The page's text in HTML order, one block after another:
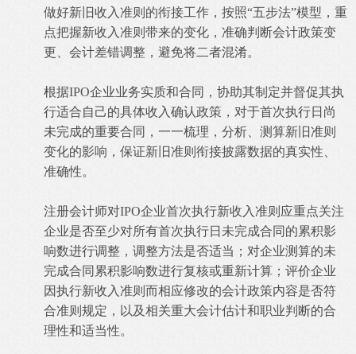
做好新旧收入准则的衔接工作，按照“五步法”模型，重
点把握新收入准则带来的变化，准确判断会计政策变
更、会计差错调整，避免将二者混淆。
根据IPO企业业务实质和合同，协助其制定并督促其执
行适合自己的具体收入确认政策，对于首次执行日尚
未完成的重要合同，一一梳理，分析、测算新旧准则
变化的影响，保证新旧准则衔接披露数据的真实性、
准确性。
注册会计师对IPO企业首次执行新收入准则应重点关注
企业是否至少对所有首次执行日未完成合同的累积影
响数进行调整，调整方法是否适当；对企业测算的未
完成合同累积影响数进行复核或重新计算；评价企业
因执行新收入准则而相应修改的会计政策内容是否符
合准则规定，以及相关重大会计估计和职业判断的合
理性和适当性。